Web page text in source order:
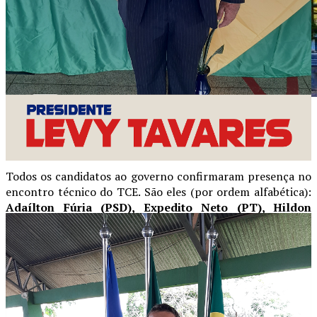
TODOS CANDIDATOS CONFIRMARAM
PARTICIPAÇÃO
Todos os candidatos ao governo confirmaram presença no
encontro técnico do TCE. São eles (por ordem alfabética):
Adaílton Fúria (PSD), Expedito Neto (PT), Hildon
Chaves (União Brasil), Marcos Rogério (PL), Pedro Abib
(MDB) e Samuel Costa (PSB).
Todos demonstraram interesse em conhecer os dados
técnicos que retratam o atual cenário do Estado e que
servirão de referência para o planejamento das políticas
públicas dos próximos quatro anos.